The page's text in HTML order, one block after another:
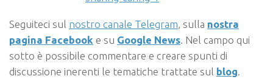
Seguiteci sul nostro canale Telegram, sulla nostra
pagina Facebook e su Google News. Nel campo qui
sotto è possibile commentare e creare spunti di
discussione inerenti le tematiche trattate sul blog.